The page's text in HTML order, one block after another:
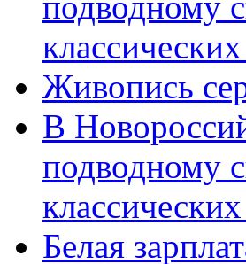
Живопись
В
подводному
Белая